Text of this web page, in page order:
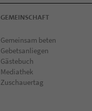
GEMEINSCHAFT
Gemeinsam beten
Gebetsanliegen
Gästebuch
Mediathek
Zuschauertag